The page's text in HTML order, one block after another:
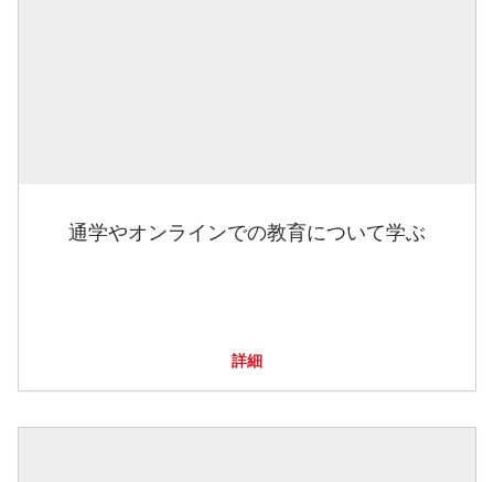
通学やオンラインでの教育について学ぶ
詳細